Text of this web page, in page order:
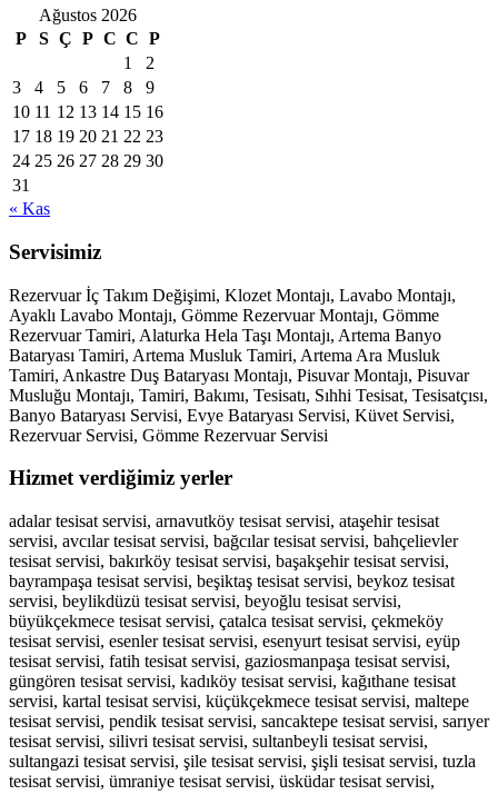
Ağustos 2026
P
S Ç P C C P
1
2
3
4 5 6 7 8
9
10 11 12 13 14 15 16
17 18 19 20 21 22 23
24 25 26 27 28 29 30
31
« Kas
Servisimiz
Rezervuar İç Takım Değişimi, Klozet Montajı, Lavabo Montajı,
Ayaklı Lavabo Montajı, Gömme Rezervuar Montajı, Gömme
Rezervuar Tamiri, Alaturka Hela Taşı Montajı, Artema Banyo
Bataryası Tamiri, Artema Musluk Tamiri, Artema Ara Musluk
Tamiri, Ankastre Duş Bataryası Montajı, Pisuvar Montajı, Pisuvar
Musluğu Montajı, Tamiri, Bakımı, Tesisatı, Sıhhi Tesisat, Tesisatçısı,
Banyo Bataryası Servisi, Evye Bataryası Servisi, Küvet Servisi,
Rezervuar Servisi, Gömme Rezervuar Servisi
Hizmet verdiğimiz yerler
adalar tesisat servisi, arnavutköy tesisat servisi, ataşehir tesisat
servisi, avcılar tesisat servisi, bağcılar tesisat servisi, bahçelievler
tesisat servisi, bakırköy tesisat servisi, başakşehir tesisat servisi,
bayrampaşa tesisat servisi, beşiktaş tesisat servisi, beykoz tesisat
servisi, beylikdüzü tesisat servisi, beyoğlu tesisat servisi,
büyükçekmece tesisat servisi, çatalca tesisat servisi, çekmeköy
tesisat servisi, esenler tesisat servisi, esenyurt tesisat servisi, eyüp
tesisat servisi, fatih tesisat servisi, gaziosmanpaşa tesisat servisi,
güngören tesisat servisi, kadıköy tesisat servisi, kağıthane tesisat
servisi, kartal tesisat servisi, küçükçekmece tesisat servisi, maltepe
tesisat servisi, pendik tesisat servisi, sancaktepe tesisat servisi, sarıyer
tesisat servisi, silivri tesisat servisi, sultanbeyli tesisat servisi,
sultangazi tesisat servisi, şile tesisat servisi, şişli tesisat servisi, tuzla
tesisat servisi, ümraniye tesisat servisi, üsküdar tesisat servisi,